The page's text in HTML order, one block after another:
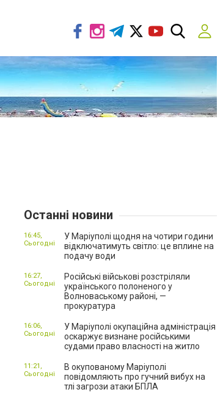
Останні новини
У Маріуполі щодня на чотири години
відключатимуть світло: це вплине на
подачу води
16:45,
Сьогодні
Російські військові розстріляли
українського полоненого у
Волноваському районі, —
прокуратура
16:27,
Сьогодні
У Маріуполі окупаційна адміністрація
оскаржує визнане російськими
судами право власності на житло
16:06,
Сьогодні
В окупованому Маріуполі
повідомляють про гучний вибух на
тлі загрози атаки БПЛА
11:21,
Сьогодні